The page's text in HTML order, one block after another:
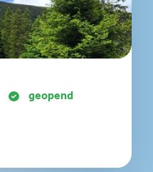
geopend